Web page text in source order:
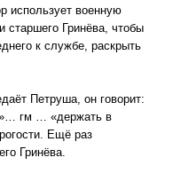
использует военную
старшего Гринёва, чтобы
к службе, раскрыть
Петруша, он говорит:
гм … «держать в
Ещё раз
Гринёва.